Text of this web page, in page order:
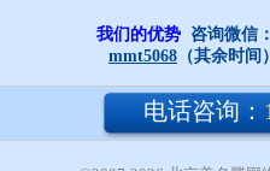
意蕴金表示富贵、贵重、金钲
祥，意义优美。
音律金、园的读音是jīn、yuán
朗上口。
我们的优势 咨询微信：
mmt5068 （其余时间
电话咨询：